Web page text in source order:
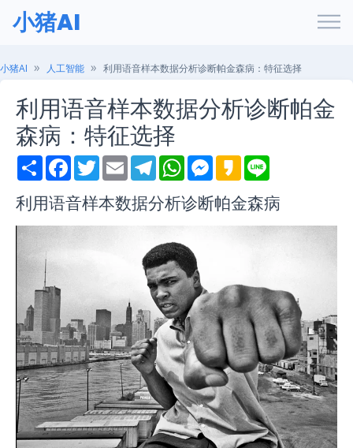
小猪AI
小猪AI 人工智能 利用语音样本数据分析诊断帕金森病：特征选择
利用语音样本数据分析诊断帕金
森病：特征选择
S
h
r
e
F
a
e
b
o
T
w
t
t
e
E
m
i
l
T
e
e
g
m
W
h
t
s
p
M
e
s
e
K
a
a
o
e
利用语音样本数据分析诊断帕金森病